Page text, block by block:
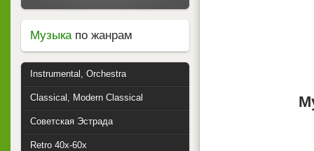
Музыкапо жанрам
Instrumental, Orchestra
Classical, Modern Classical
Советская Эстрада
Retro 40x-60x